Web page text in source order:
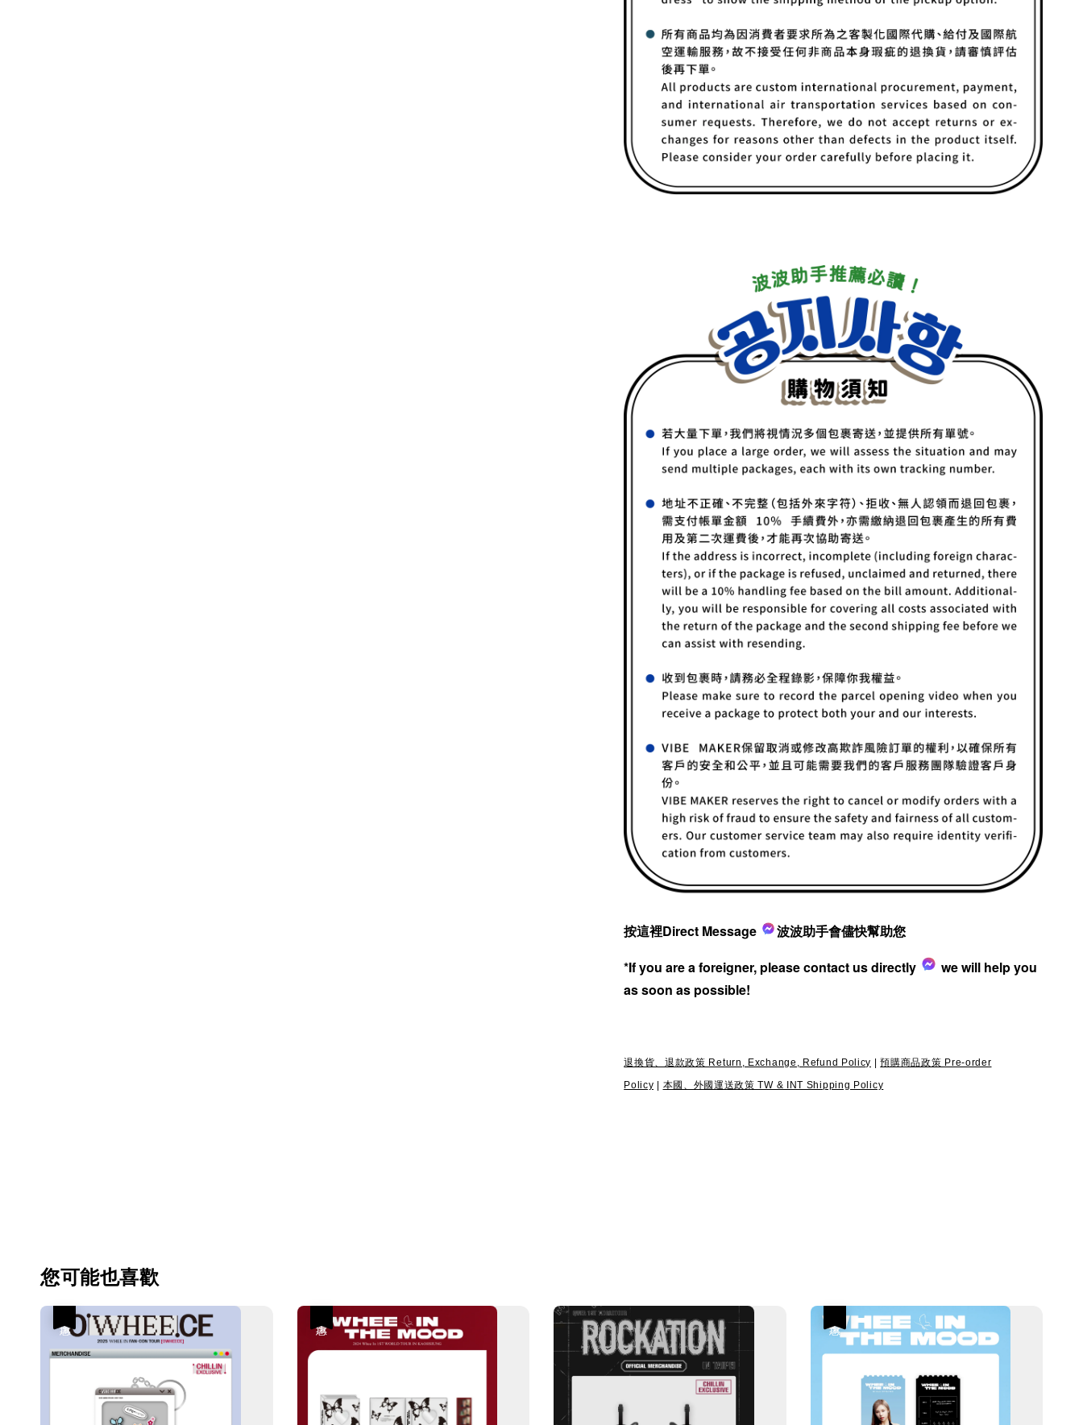
按這裡Direct Message
波波助手會儘快幫助您
*If you are a foreigner, please contact us directly
we will help you
as soon as possible!
退換貨、退款政策 Return, Exchange, Refund Policy |預購商品政策 Pre-order
Policy
本國、外國運送政策 TW & INT Shipping Policy
您可能也喜歡